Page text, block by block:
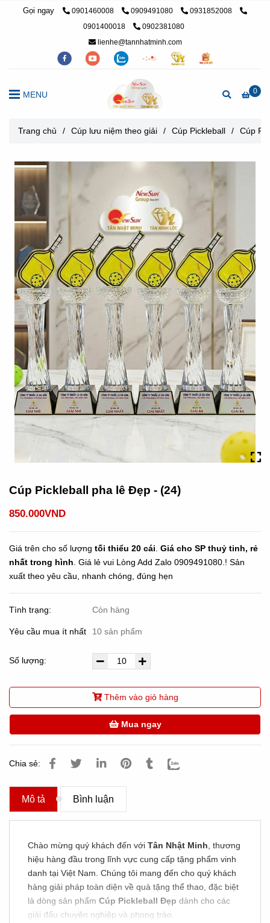
Gọi ngay 0901460008 0909491080
0931852008
0901400018
0902381080
lienhe@tannhatminh.com
0
MENU
Trang chủ / Cúp lưu niệm theo giải / Cúp Pickleball / Cúp
Cúp Pickleball pha lê Đẹp - (24)
850.000VND
Giá trên cho số lượng tối thiểu 20 cái Giá cho SP thuỷ tinh, rẻ
nhất trong hình . Giá lẻ vui Lòng Add Zalo 0909491080.! Sản
xuất theo yêu cầu, nhanh chóng, đúng hẹn
Tình trạng: Còn hàng
Yêu cầu mua ít nhất 10 sản phẩm
Số lượng:
Thêm vào giỏ hàng
Mua ngay
Chia sẻ:
Mô tả Bình luận
Chào mừng quý khách đến với Tân Nhật Minh , thương
hiệu hàng đầu trong lĩnh vực cung cấp tặng phẩm vinh
danh tại Việt Nam. Chúng tôi mang đến cho quý khách
hàng giải pháp toàn diện về quà tặng thể thao, đặc biệt
là dòng sản phẩm Cúp Pickleball Đẹp dành cho các
giải đấu chuyên nghiệp và phong trào.